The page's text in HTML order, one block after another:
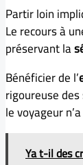
Partir loin
Le recours à
préservant la
Bénéficier de l’
rigoureuse des
le voyageur
Ya t-il des